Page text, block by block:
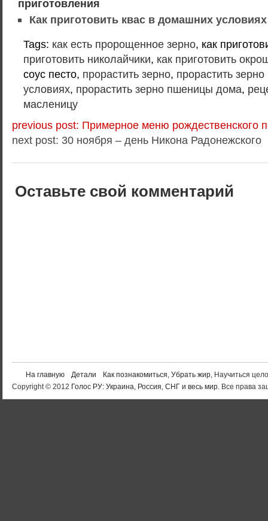
приготовления
Как приготовить квас в домашних условиях
Tags: как есть пророщенное зерно, как
приготовить николайчики, как приготовить
соус песто, прорастить зерно, прорастить
условиях, прорастить зерно пшеницы дома,
масленицу
previous post: Примерное меню рождественского
next post: 30 ноября – день Никона Радонежского
Оставьте свой комментарий
На главную Детали Как познакомиться, Убрать жир, Научиться
Copyright © 2012 Голос РУ: Украина, Россия, СНГ и весь мир. Все права